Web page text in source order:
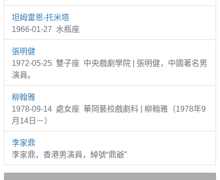
坦姆雷恩-托米塔
1966-01-27 水瓶座
張明健
1972-05-25 雙子座 中央戲劇學院 | 張明健，中國著名男
演員。
柳翰雅
1978-09-14 處女座 華岡藝校戲劇科 | 柳翰雅（1978年9
月14日－）
李家鼎
李家鼎，香港男演員，綽號“鼎爺”